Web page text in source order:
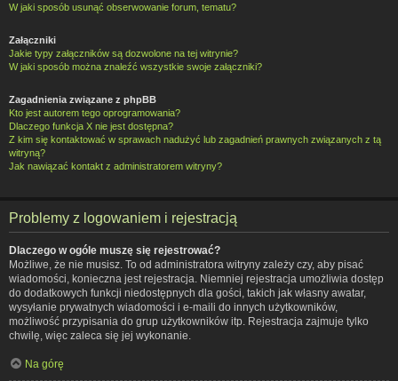
W jaki sposób usunąć obserwowanie forum, tematu?
Załączniki
Jakie typy załączników są dozwolone na tej witrynie?
W jaki sposób można znaleźć wszystkie swoje załączniki?
Zagadnienia związane z phpBB
Kto jest autorem tego oprogramowania?
Dlaczego funkcja X nie jest dostępna?
Z kim się kontaktować w sprawach nadużyć lub zagadnień prawnych związanych z tą
witryną?
Jak nawiązać kontakt z administratorem witryny?
Problemy z logowaniem i rejestracją
Dlaczego w ogóle muszę się rejestrować?
Możliwe, że nie musisz. To od administratora witryny zależy czy, aby pisać
wiadomości, konieczna jest rejestracja. Niemniej rejestracja umożliwia dostęp
do dodatkowych funkcji niedostępnych dla gości, takich jak własny awatar,
wysyłanie prywatnych wiadomości i e-maili do innych użytkowników,
możliwość przypisania do grup użytkowników itp. Rejestracja zajmuje tylko
chwilę, więc zaleca się jej wykonanie.
Na górę